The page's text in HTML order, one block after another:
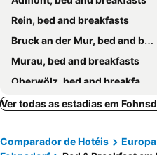
Rein, bed and breakfasts
Bruck an der Mur, bed and breakfasts
Murau, bed and breakfasts
Oberwölz, bed and breakfasts
Gaal, bed and breakfasts
Zeltweg, bed and breakfasts
Ver todas as estadias em
Comparador de Hotéis Europa